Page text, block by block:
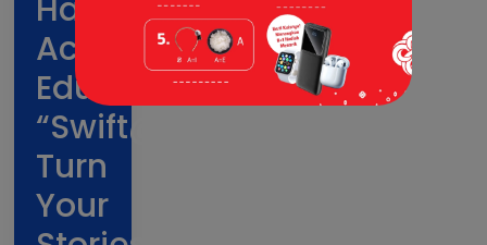
Hadirkan
Acara
Edukatif
“Swift@america:
Turn
Your